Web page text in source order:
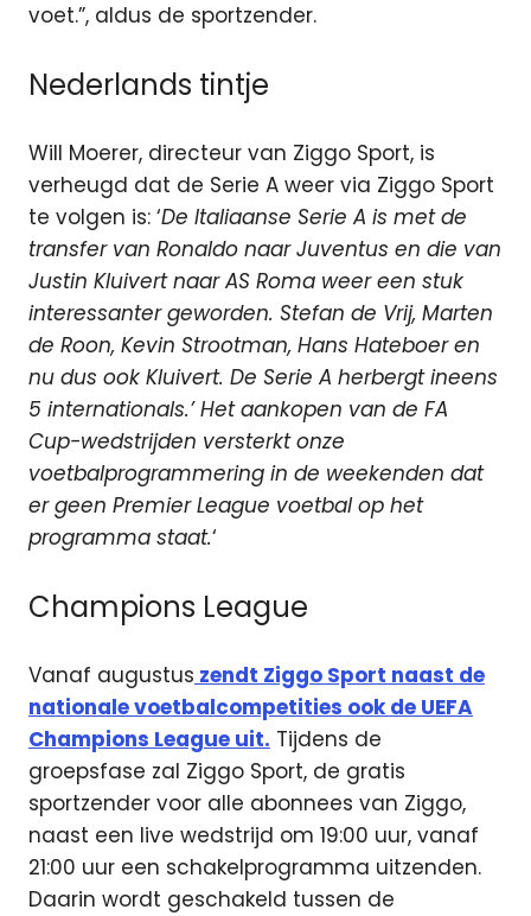
voet.”, aldus de sportzender.
Nederlands tintje
Will Moerer, directeur van Ziggo Sport, is
verheugd dat de Serie A weer via Ziggo Sport
te volgen is: ‘De Italiaanse Serie A is met de
transfer van Ronaldo naar Juventus en die van
Justin Kluivert naar AS Roma weer een stuk
interessanter geworden. Stefan de Vrij, Marten
de Roon, Kevin Strootman, Hans Hateboer en
nu dus ook Kluivert. De Serie A herbergt ineens
5 internationals.’ Het aankopen van de FA
Cup-wedstrijden versterkt onze
voetbalprogrammering in de weekenden dat
er geen Premier League voetbal op het
programma staat.‘
Champions League
Vanaf augustus zendt Ziggo Sport naast de
nationale voetbalcompetities ook de UEFA
Champions League uit. Tijdens de
groepsfase zal Ziggo Sport, de gratis
sportzender voor alle abonnees van Ziggo,
naast een live wedstrijd om 19:00 uur, vanaf
21:00 uur een schakelprogramma uitzenden.
Daarin wordt geschakeld tussen de